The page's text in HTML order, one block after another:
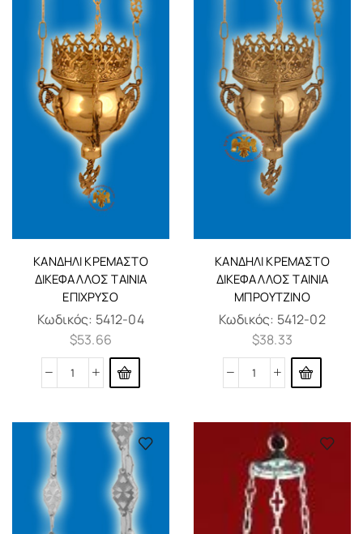
KΑΝΔΉΛΙ ΚΡΕΜΑΣΤΌ
ΔΙΚΈΦΑΛΛΟΣ ΤΑΙΝΊΑ
ΕΠΊΧΡΥΣΟ
Κωδικός: 5412-04
$53.66
KΑΝΔΉΛΙ ΚΡΕΜΑΣΤΌ
ΔΙΚΈΦΑΛΛΟΣ ΤΑΙΝΊΑ
ΜΠΡΟΎΤΖΙΝΟ
Κωδικός: 5412-02
$38.33